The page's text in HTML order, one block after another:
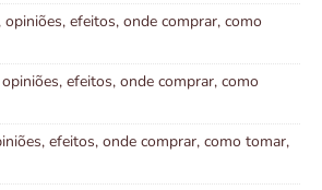
efeitos, onde comprar, como
efeitos, onde comprar, como
efeitos, onde comprar, como tomar,